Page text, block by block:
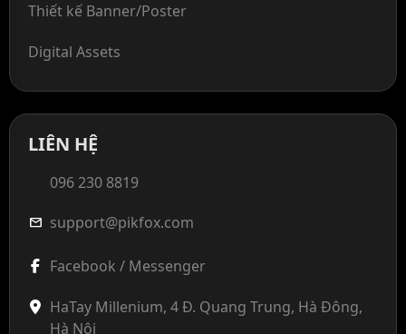
Thiết kế Banner/Poster
Digital Assets
LIÊN HỆ
096 230 8819
mail support@pikfox.com
Facebook / Messenger
HaTay Millenium, 4 Đ. Quang Trung, Hà Đông,
Hà Nội